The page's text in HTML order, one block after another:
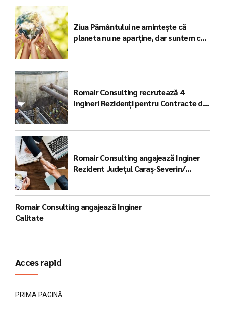
Ziua Pământului ne amintește că
planeta nu ne aparține, dar suntem cei
Romair Consulting recrutează 4
Ingineri Rezidenți pentru Contracte de
Romair Consulting angajează Inginer
Rezident Județul Caraș-Severin/
Romair Consulting angajează Inginer
Calitate
Acces rapid
PRIMA PAGINĂ